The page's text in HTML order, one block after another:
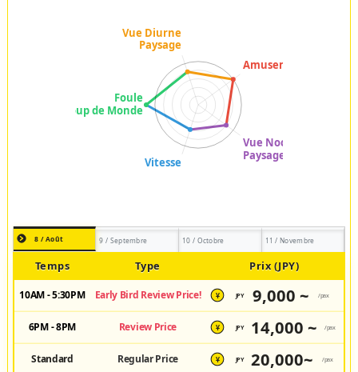
8 / Août 9 / Septembre 10 / Octobre 11 / Novembre
Temps Type Prix (JPY)
10AM - 5:30PM Early Bird Review Price! ¥ JPY 9,000 ~ /pax
6PM - 8PM Review Price ¥ JPY 14,000 ~ /pax
Standard Regular Price ¥ JPY 20,000~ /pax